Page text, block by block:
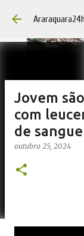
Jovem
com
de sangue
outubro 25, 2024